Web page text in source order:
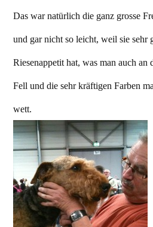
Das war natürlich die ganz grosse
und gar nicht so leicht, weil sie sehr
Riesenappetit hat, was man auch
Fell und die sehr kräftigen Farben
wett.